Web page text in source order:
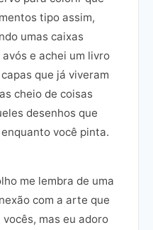
tipo assim,
umas caixas
e achei um livro
que já viveram
cheio de coisas
desenhos que
você pinta.
me lembra de uma
com a arte que
mas eu adoro